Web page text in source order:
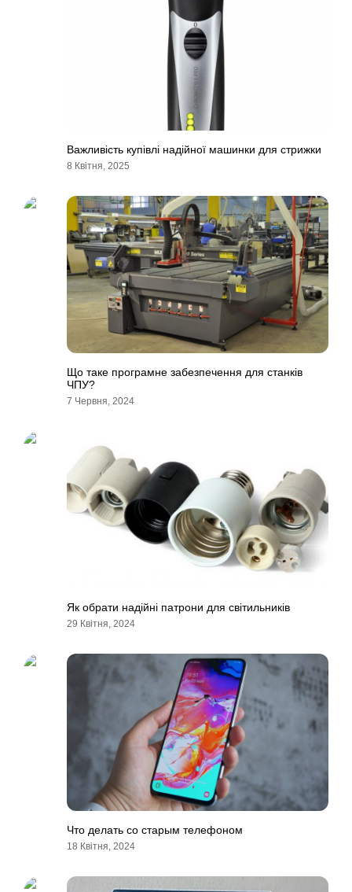
Важливість купівлі надійної машинки для стрижки
8 Квітня, 2025
Що таке програмне забезпечення для станків
ЧПУ?
7 Червня, 2024
Як обрати надійні патрони для світильників
29 Квітня, 2024
Что делать со старым телефоном
18 Квітня, 2024